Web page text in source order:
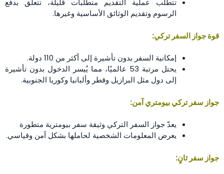
تتطلب عملية التقديم متطلبات قليلة، تتعلق بدفع
الرسوم وتقديم الوثائق الأساسية وغيرها.
قوة جواز السفر تركي:
إمكانية السفر بدون تأشيرة إلى أكثر من 110 دولة.
يحتل مرتبة 53 عالميًا، مما يُيسر الدخول بدون تأشيرة
إلى دول مثل البرازيل وقطر وألبانيا وكوريا الجنوبية.
جواز سفر تركي بيومتري آمن:
يعدّ جواز السفر التركي وثيقة سفر بيومترية متطورة
يعرض المعلومات الشخصية لحاملها بشكل آمن وقياسي.
جواز سفر ثانٍ: